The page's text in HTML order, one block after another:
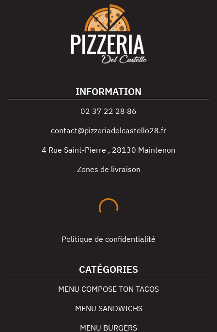
INFORMATION
02 37 22 28 86
contact@pizzeriadelcastello28.fr
4 Rue Saint-Pierre , 28130 Maintenon
Zones de livraison
Politique de confidentialité
CATÉGORIES
MENU COMPOSE TON TACOS
MENU SANDWICHS
MENU BURGERS